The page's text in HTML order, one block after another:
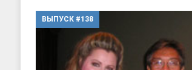
[ 20, август
ВЫПУСК #138